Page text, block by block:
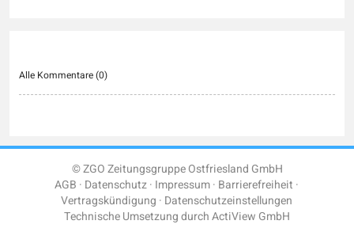
Alle Kommentare (0)
© ZGO Zeitungsgruppe Ostfriesland GmbH
AGB Datenschutz Impressum Barrierefreiheit
Vertragskündigung Datenschutzeinstellungen
Technische Umsetzung durchActiView GmbH